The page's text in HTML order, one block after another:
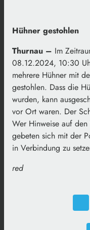
Hühner gestohlen
Thurnau – Im
08.12.2024, 10:30
mehrere Hühner mit
gestohlen. Dass die
wurden, kann
vor Ort waren. Der
Wer Hinweise auf
gebeten sich mit der
in Verbindung zu
red